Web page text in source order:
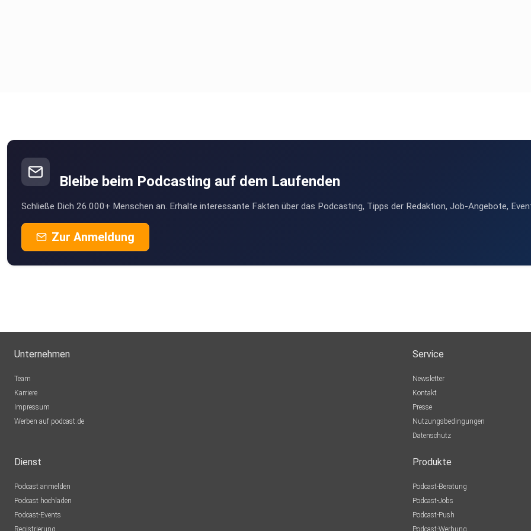
Bleibe beim Podcasting auf dem Laufenden
Schließe Dich 26.000+ Menschen an. Erhalte interessante Fakten über das Podcasting, Tipps der Redaktion, Job-Angebote,
Zur Anmeldung
Unternehmen
Team
Karriere
Impressum
Werben auf podcast.de
Service
Newsletter
Kontakt
Presse
Nutzungsbedingungen
Datenschutz
Dienst
Podcast anmelden
Podcast hochladen
Podcast-Events
Registrierung
Produkte
Podcast-Beratung
Podcast-Jobs
Podcast-Push
Podcast-Werbung